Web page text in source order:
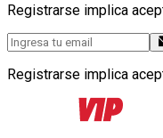
Registrarse implica
Registrarse implica